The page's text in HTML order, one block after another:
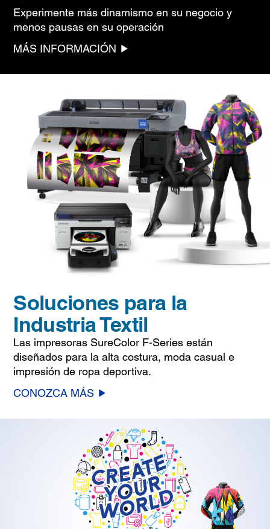
Experimente más dinamismo en su negocio y
menos pausas en su operación
MÁS INFORMACIÓN
Soluciones para la
Industria Textil
Las impresoras SureColor F-Series están
diseñados para la alta costura, moda casual e
impresión de ropa deportiva.
CONOZCA MÁS